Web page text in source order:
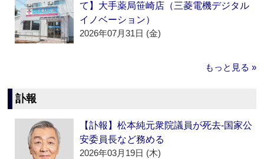
て】大手薬局笹崎店（三菱電機デジタル
イノベーション）
2026年07月31日 (金)
もっと見る »
訃報
【訃報】松本純元衆院議員が死去‐国家公
安委員長など務める
2026年03月19日 (木)